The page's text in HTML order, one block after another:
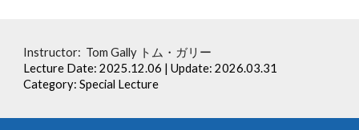
Instructor: Tom Gally トム・ガリー
Lecture Date: 2025.12.06 | Update: 2026.03.31
Category: Special Lecture